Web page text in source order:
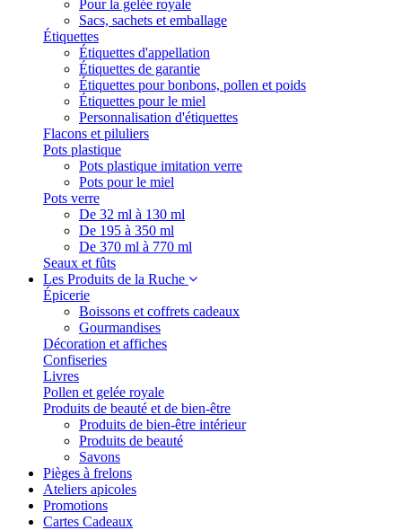
Pour la gelée royale
Sacs, sachets et emballage
Étiquettes
Étiquettes d'appellation
Étiquettes de garantie
Étiquettes pour bonbons, pollen et poids
Étiquettes pour le miel
Personnalisation d'étiquettes
Flacons et piluliers
Pots plastique
Pots plastique imitation verre
Pots pour le miel
Pots verre
De 32 ml à 130 ml
De 195 à 350 ml
De 370 ml à 770 ml
Seaux et fûts
Les Produits de la Ruche
Épicerie
Boissons et coffrets cadeaux
Gourmandises
Décoration et affiches
Confiseries
Livres
Pollen et gelée royale
Produits de beauté et de bien-être
Produits de bien-être intérieur
Produits de beauté
Savons
Pièges à frelons
Ateliers apicoles
Promotions
Cartes Cadeaux